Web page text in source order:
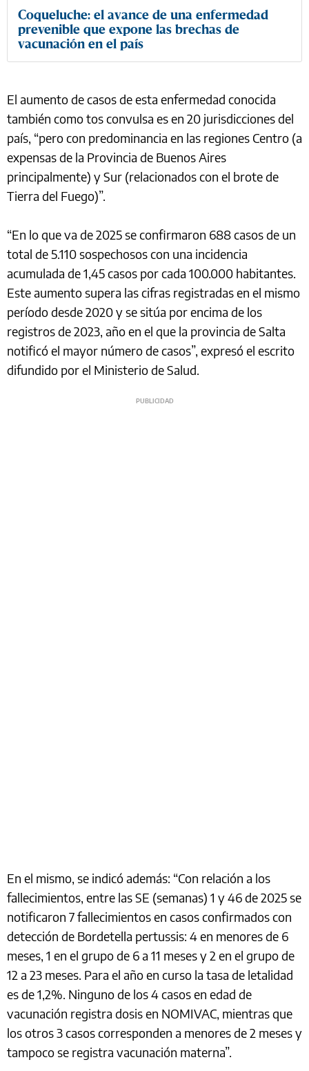
Coqueluche: el avance de una enfermedad
prevenible que expone las brechas de
vacunación en el país
El aumento de casos de esta enfermedad conocida
también como tos convulsa es en 20 jurisdicciones del
país, “pero con predominancia en las regiones Centro (a
expensas de la Provincia de Buenos Aires
principalmente) y Sur (relacionados con el brote de
Tierra del Fuego)”.
“En lo que va de 2025 se confirmaron 688 casos de un
total de 5.110 sospechosos con una incidencia
acumulada de 1,45 casos por cada 100.000 habitantes.
Este aumento supera las cifras registradas en el mismo
período desde 2020 y se sitúa por encima de los
registros de 2023, año en el que la provincia de Salta
notificó el mayor número de casos”, expresó el escrito
difundido por el Ministerio de Salud.
En el mismo, se indicó además: “Con relación a los
fallecimientos, entre las SE (semanas) 1 y 46 de 2025 se
notificaron 7 fallecimientos en casos confirmados con
detección de Bordetella pertussis: 4 en menores de 6
meses, 1 en el grupo de 6 a 11 meses y 2 en el grupo de
12 a 23 meses. Para el año en curso la tasa de letalidad
es de 1,2%. Ninguno de los 4 casos en edad de
vacunación registra dosis en NOMIVAC, mientras que
los otros 3 casos corresponden a menores de 2 meses y
tampoco se registra vacunación materna”.